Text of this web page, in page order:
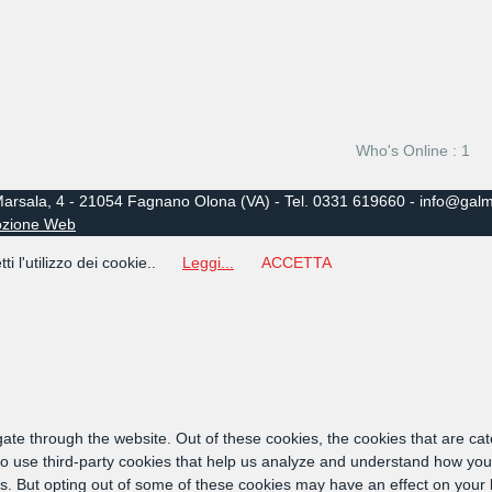
Who's Online : 1
4 - 21054 Fagnano Olona (VA) - Tel. 0331 619660 -
Web
l'utilizzo dei cookie.. Leggi...
ACCETTA
through the website. Out of these cookies, the cookies that are
third-party cookies that help us analyze and understand how
But opting out of some of these cookies may have an effect on your